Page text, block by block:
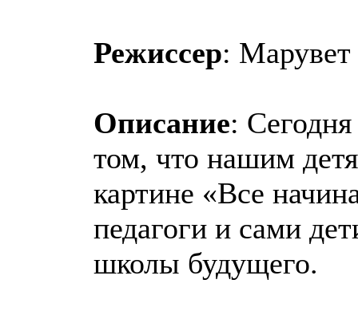
Режиссер:
Описание:
том, что нашим
картине «Все
педагоги и сами
школы будущего.